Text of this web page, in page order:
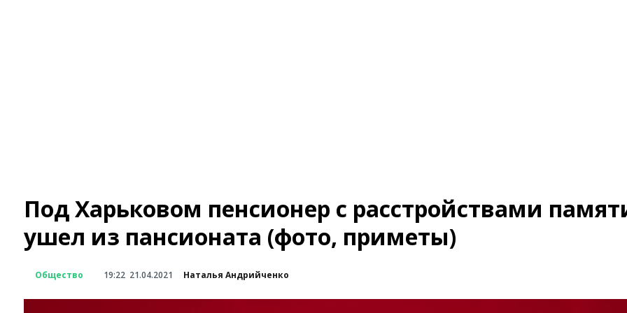
Под Харьковом пенсионер с расстройствами
ушел из пансионата (фото, приметы)
Общество 19:22 21.04.2021 Наталья Андрийченко